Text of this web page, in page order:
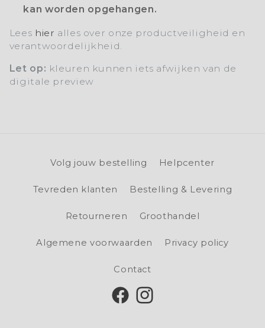
kan worden opgehangen.
Lees hier alles over onze productveiligheid en
verantwoordelijkheid.
Let op: kleuren kunnen iets afwijken van de
digitale preview
Volg jouw bestelling Helpcenter
Tevreden klanten Bestelling & Levering
Retourneren Groothandel
Algemene voorwaarden Privacy policy
Contact
FacebookInstagram